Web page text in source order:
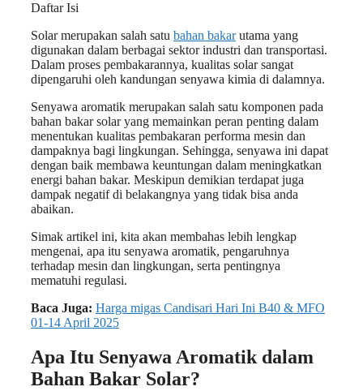
Daftar Isi
Solar merupakan salah satu bahan bakarutama yang
digunakan dalam berbagai sektor industri dan transportasi.
Dalam proses pembakarannya, kualitas solar sangat
dipengaruhi oleh kandungan senyawa kimia di dalamnya.
Senyawa aromatik merupakan salah satu komponen pada
bahan bakar solar yang memainkan peran penting dalam
menentukan kualitas pembakaran performa mesin dan
dampaknya bagi lingkungan. Sehingga, senyawa ini dapat
dengan baik membawa keuntungan dalam meningkatkan
energi bahan bakar. Meskipun demikian terdapat juga
dampak negatif di belakangnya yang tidak bisa anda
abaikan.
Simak artikel ini, kita akan membahas lebih lengkap
mengenai, apa itu senyawa aromatik, pengaruhnya
terhadap mesin dan lingkungan, serta pentingnya
mematuhi regulasi.
Baca Juga: Harga migas Candisari Hari Ini B40 & MFO
01-14 April 2025
Apa Itu Senyawa Aromatik dalam
Bahan Bakar Solar?